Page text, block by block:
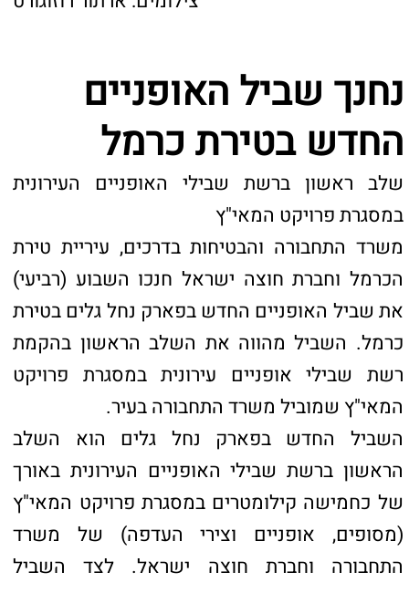
כרמל. השביל מהווה את השלב הראשון בהקמת
רשת שבילי אופניים עירונית במסגרת פרויקט
המאי"ץ שמוביל משרד התחבורה בעיר.
השביל החדש בפארק נחל גלים הוא השלב
הראשון ברשת שבילי האופניים העירונית באורך
(מסופים, אופניים וצירי העדפה) של משרד
התחבורה וחברת חוצה ישראל. לצד השביל
מקודמים בעיר גם פרויקט המטרונית החדשה
ושורת תשתיות ירוקות שיחברו את טירת כרמל
למטרופולין חיפה.
שביל האופניים החדש בפארק נחל גלים הוא
חוליה ראשונה ברשת שבילי אופניים באורך של
כחמישה קילומטרים שתחבר את שכונות העיר
ותשפר את הנגישות לפארק. השביל נועד לעודד
כרמל למרחבים הפתוחים ולהפוך את העיר לירוקה
ובטוחה יותר. במסגרת העבודות בוצעו סלילה,
תאורה, גינון וריצוף לשימוש נוח ובטוח של
התושבים.
הפרויקט הוא חלק מתוכנית המאיץ של משרד
התחבורה מקודמת באמצעות חברת חוצה ישראל